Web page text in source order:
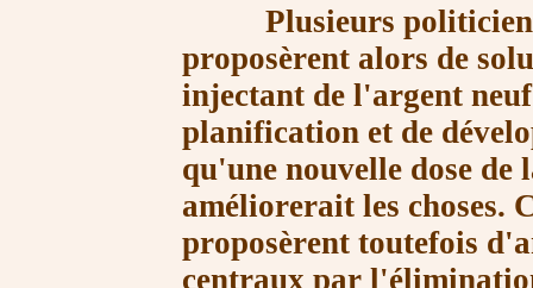
Plusieurs politiciens
proposèrent alors de
injectant de l'argent neuf
planification et de
qu'une nouvelle dose de
améliorerait les choses.
proposèrent toutefois
centraux par